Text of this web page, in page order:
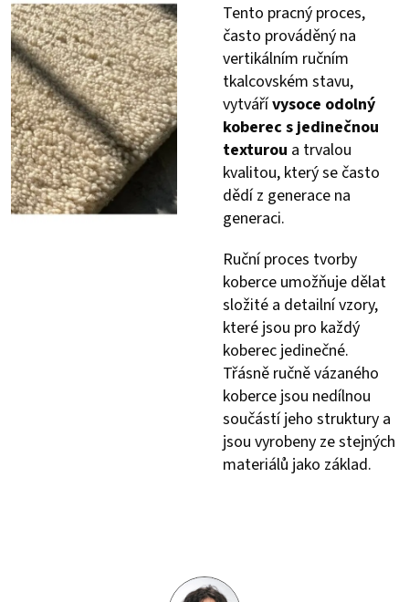
Tento pracný proces,
často prováděný na
vertikálním ručním
tkalcovském stavu,
vytvářívysoce odolný
koberec s jedinečnou
texturou a trvalou
kvalitou, který se často
dědí z generace na
generaci.
Ruční proces tvorby
koberce umožňuje dělat
složité a detailní vzory,
které jsou pro každý
koberec jedinečné.
Třásně ručně vázaného
koberce jsou nedílnou
součástí jeho struktury a
jsou vyrobeny ze stejných
materiálů jako základ.